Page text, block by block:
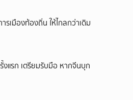
เมืองท้องถิ่น ให้ไกลกว่าเดิม
รั้งแรก เตรียมรับมือ หากจีนบุก